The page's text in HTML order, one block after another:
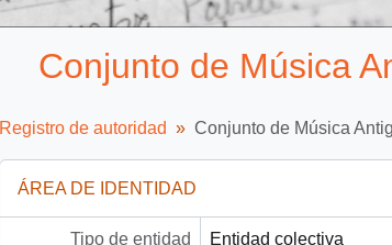
Conjunto de Música
Registro de autoridad Conjunto de Música
ÁREA DE IDENTIDAD
Tipo de entidad Entidad colectiva